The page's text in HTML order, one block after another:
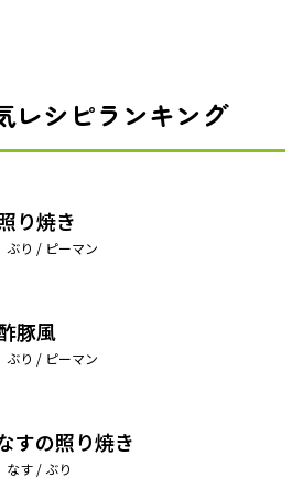
レシピランキング
り焼き
ぶり / ピーマン
豚風
ぶり / ピーマン
すの照り焼き
なす / ぶり